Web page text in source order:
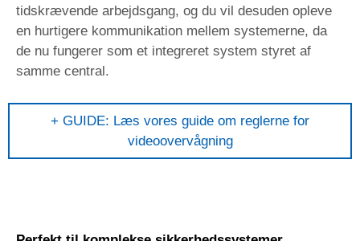
tidskrævende arbejdsgang, og du vil desuden opleve
en hurtigere kommunikation mellem systemerne, da
de nu fungerer som et integreret system styret af
samme central.
+ GUIDE: Læs vores guide om reglerne for
videoovervågning